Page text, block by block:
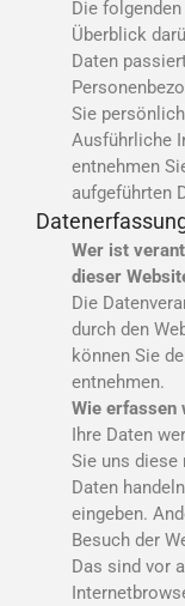
Die
Überblick
Daten
Sie
Ausführliche
entnehmen
aufgeführten
Wer ist
dieser
Die
durch den
können Sie
entnehmen.
Wie erfassen
Ihre Daten
Sie uns diese
Daten
eingeben.
Besuch der
Das sind vor